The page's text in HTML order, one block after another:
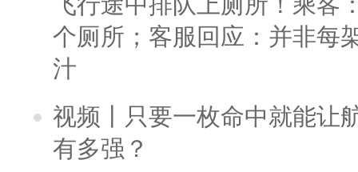
个厕所；客服回应：并非每
汁
视频丨只要一枚命中就能让
有多强？